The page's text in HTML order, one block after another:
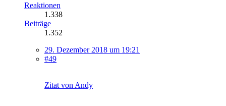
Reaktionen
1.338
Beiträge
1.352
29. Dezember 2018 um 19:21
#49
Zitat von Andy